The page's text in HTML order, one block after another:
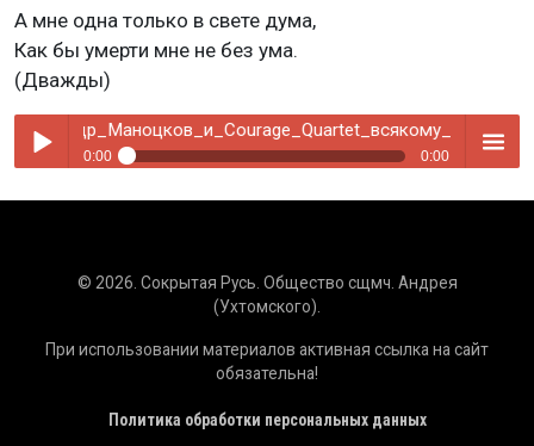
А мне одна только в свете дума,
Как бы умерти мне не без ума.
(Дважды)
0:00 0:00
© 2026. Сокрытая Русь. Общество сщмч. Андрея
(Ухтомского).
При использовании материалов активная ссылка на сайт
обязательна!
Политика обработки персональных данных